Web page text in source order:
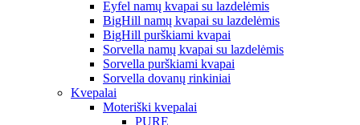
Eyfel namų kvapai su lazdelėmis
BigHill namų kvapai su lazdelėmis
BigHill purškiami kvapai
Sorvella namų kvapai su lazdelėmis
Sorvella purškiami kvapai
Sorvella dovanų rinkiniai
Kvepalai
Moteriški kvepalai
PURE